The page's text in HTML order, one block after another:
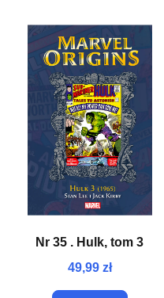
Nr 35 . Hulk, tom 3
49,99 zł